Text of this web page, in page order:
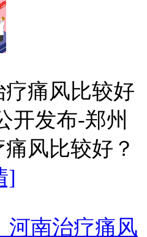
痛风比较好
开发布-郑州
风比较好？
]
河南治疗痛风